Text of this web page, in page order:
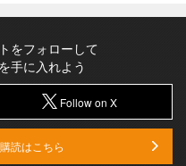
をフォローして
手に入れよう
Follow on X
読はこちら